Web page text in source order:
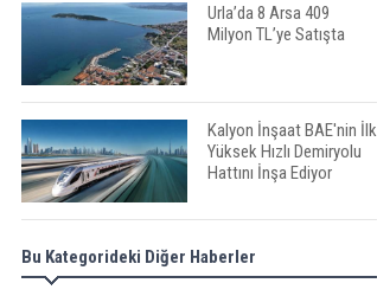
Urla’da 8 Arsa 409
Milyon TL’ye Satışta
Kalyon İnşaat BAE'nin İlk
Yüksek Hızlı Demiryolu
Hattını İnşa Ediyor
ABD'de Konut Kredisi
Faizi Son Bir Yılın En
Bu Kategorideki Diğer Haberler